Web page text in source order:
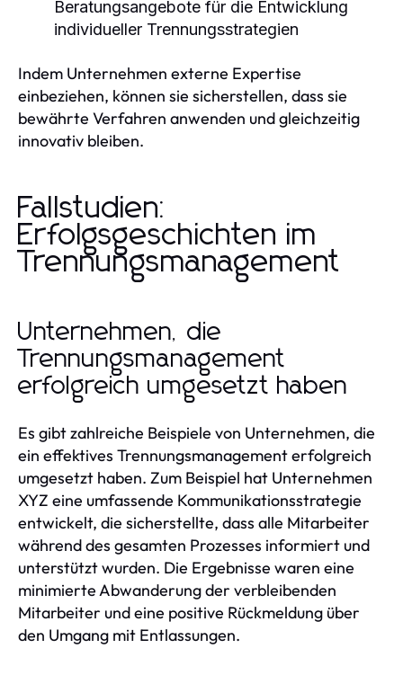
Beratungsangebote für die Entwicklung
individueller Trennungsstrategien
Indem Unternehmen externe Expertise
einbeziehen, können sie sicherstellen, dass sie
bewährte Verfahren anwenden und gleichzeitig
innovativ bleiben.
Fallstudien:
Erfolgsgeschichten im
Trennungsmanagement
Unternehmen, die
Trennungsmanagement
erfolgreich umgesetzt haben
Es gibt zahlreiche Beispiele von Unternehmen, die
ein effektives Trennungsmanagement erfolgreich
umgesetzt haben. Zum Beispiel hat Unternehmen
XYZ eine umfassende Kommunikationsstrategie
entwickelt, die sicherstellte, dass alle Mitarbeiter
während des gesamten Prozesses informiert und
unterstützt wurden. Die Ergebnisse waren eine
minimierte Abwanderung der verbleibenden
Mitarbeiter und eine positive Rückmeldung über
den Umgang mit Entlassungen.